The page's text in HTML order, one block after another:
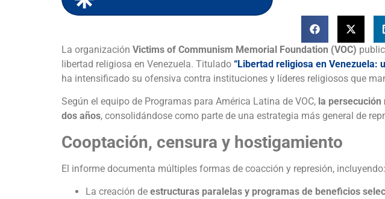
La organización Victims of Communism Memorial Foundation (VOC)
libertad religiosa en Venezuela. Titulado “Libertad religiosa en Venezuela:
ha intensificado su ofensiva contra instituciones y líderes religiosos que
Según el equipo de Programas para América Latina de VOC, la
dos años, consolidándose como parte de una estrategia más general de
Cooptación, censura y hostigamiento
El informe documenta múltiples formas de coacción y represión, incluyendo:
La creación de estructuras paralelas y programas de beneficios